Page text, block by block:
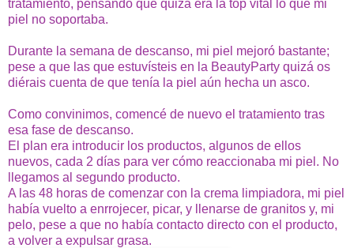
tratamiento, pensando que quizá era la top vital lo que mi
piel no soportaba.
Durante la semana de descanso, mi piel mejoró bastante;
pese a que las que estuvísteis en la BeautyParty quizá os
diérais cuenta de que tenía la piel aún hecha un asco.
Como convinimos, comencé de nuevo el tratamiento tras
esa fase de descanso.
El plan era introducir los productos, algunos de ellos
nuevos, cada 2 días para ver cómo reaccionaba mi piel. No
llegamos al segundo producto.
A las 48 horas de comenzar con la crema limpiadora, mi piel
había vuelto a enrrojecer, picar, y llenarse de granitos y, mi
pelo, pese a que no había contacto directo con el producto,
a volver a expulsar grasa.